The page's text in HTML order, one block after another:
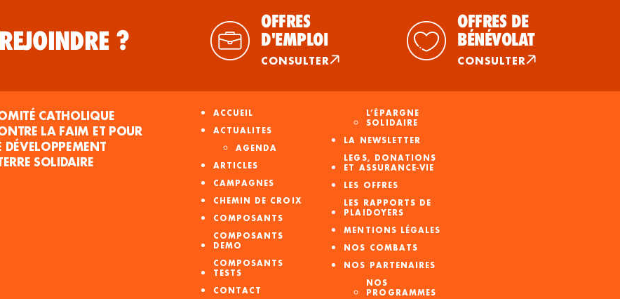
?
OFFRES
D'EMPLOI
CONSULTER
OFFRES DE
BÉNÉVOLAT
CONSULTER
CATHOLIQUE
LA FAIM ET POUR
DÉVELOPPEMENT
SOLIDAIRE
ACCUEIL
ACTUALITES
AGENDA
ARTICLES
CAMPAGNES
CHEMIN DE CROIX
COMPOSANTS
COMPOSANTS
DEMO
COMPOSANTS
TESTS
CONTACT
L’ÉPARGNE
SOLIDAIRE
LA NEWSLETTER
LEGS, DONATIONS
ET ASSURANCE-VIE
LES OFFRES
LES RAPPORTS DE
PLAIDOYERS
MENTIONS LÉGALES
NOS COMBATS
NOS PARTENAIRES
NOS
PROGRAMMES